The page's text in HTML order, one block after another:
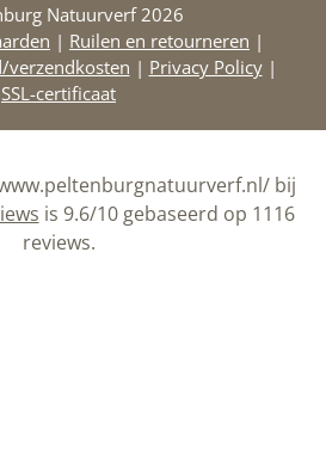
Natuurverf 2026
| Ruilen en retourneren |
verzendkosten | Privacy Policy|
SSL-certificaat
bij
is 9.6/10 gebaseerd op 1116
reviews.